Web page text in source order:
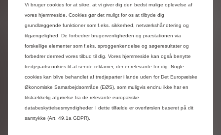
Er du klar til at finde din Citroën
Companion?
Se
varebiler
Vi bruger cookies for at sikre, at vi giver dig den bedst mulige oplevelse af
vores hjemmeside. Cookies gør det muligt for os at tilbyde dig
grundlæggende funktioner som f.eks. sikkerhed, netværkshåndtering og
tilgængelighed. De forbedrer brugervenligheden og præstationen via
forskellige elementer som f.eks. sproggenkendelse og søgeresultater og
forbedrer dermed vores tilbud til dig. Vores hjemmeside kan også benytte
tredjepartscookies til at sende reklamer, der er relevante for dig. Nogle
cookies kan blive behandlet af tredjeparter i lande uden for Det Europæiske
Økonomiske Samarbejdsområde (EØS), som muligvis endnu ikke har en
tilstrækkelig afgørelse fra de relevante europæiske
databeskyttelsesmyndigheder. I dette tilfælde er overførslen baseret på dit
samtykke (Art. 49.1a GDPR).